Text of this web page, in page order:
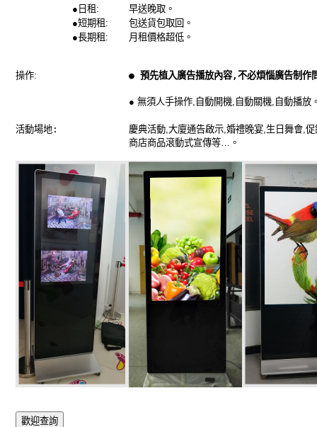
● 日租 : 早送晚取 。
●短期租 : 包送貨包取回 。
●長期租 : 月租價格超低 。
操作: ● 預先植入廣告播放內容,不必煩惱廣告制作
● 無須人手操作 自動開機 自動關機 自動播放
活動場地: 慶典活動 ,大廈通告啟示 ,婚禮晚宴 生日舞會 ,促
商店商品滾動式宣傳等
。
歡迎查詢